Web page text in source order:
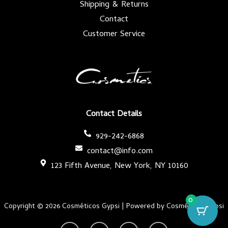
Contact Details
929-242-6868
contact@info.com
123 Fifth Avenue, New York, NY 10160
Shipping & Returns
Contact
Customer Service
Copyright © 2026 Cosméticos Gypsi | Powered by Cosméticos Gypsi
Y
I F T
0